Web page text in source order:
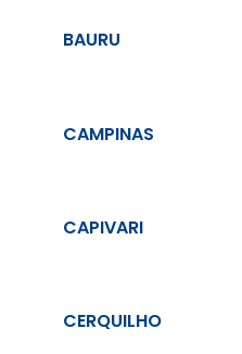
BAURU
CAMPINAS
CAPIVARI
CERQUILHO